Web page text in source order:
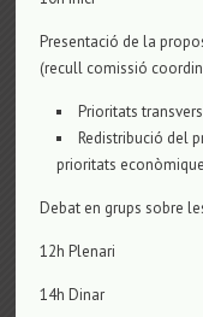
Presentació de la
(recull comissió
Prioritats
Redistribució del
prioritats
Debat en grups sobre
12h Plenari
14h Dinar